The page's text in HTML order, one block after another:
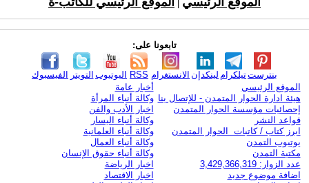
تابعونا على:
الفيسبوك التويتر اليوتيوب RSS الانستغرام لينكدإن تيلكرامبنترست
الموقع الرئيسي
هيئة ادارة الحوار المتمدن - للإتصال بنا
إحصائيات مؤسسة الحوار المتمدن
قواعد النشر
ابرز كتاب / كاتبات الحوار المتمدن
يوتيوب التمدن
مكتبة التمدن
عدد الزوار: 3,429,366,319
اضافة موضوع جديد
أخبار عامة
وكالة أنباء المرأة
اخبار الأدب والفن
وكالة أنباء اليسار
وكالة أنباء العلمانية
وكالة أنباء العمال
وكالة أنباء حقوق الإنسان
اخبار الرياضة
اخبار الاقتصاد